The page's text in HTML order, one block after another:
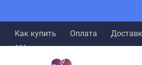
Как купить Оплата